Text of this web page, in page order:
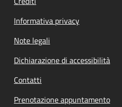
Informativa privacy
Note legali
Dichiarazione di accessibilità
Contatti
Prenotazione appuntamento